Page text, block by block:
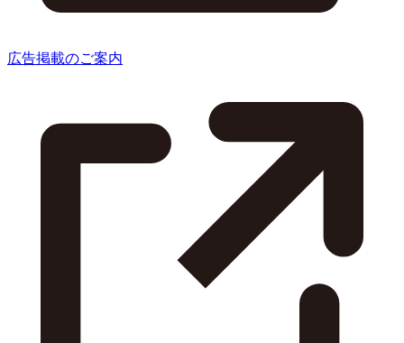
広告掲載のご案内